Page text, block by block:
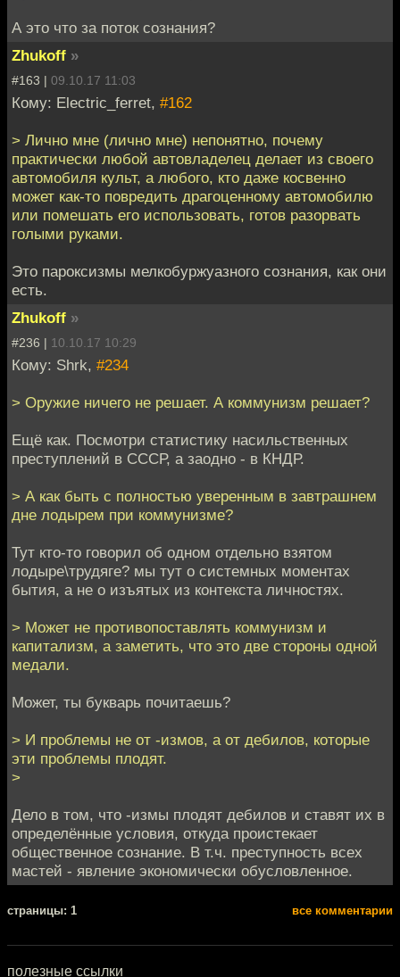
А это что за поток сознания?
Zhukoff »
#163 | 09.10.17 11:03
Кому: Electric_ferret, #162
> Лично мне (лично мне) непонятно, почему
практически любой автовладелец делает из своего
автомобиля культ, а любого, кто даже косвенно
может как-то повредить драгоценному автомобилю
или помешать его использовать, готов разорвать
голыми руками.
Это пароксизмы мелкобуржуазного сознания, как они
есть.
Zhukoff »
#236 | 10.10.17 10:29
Кому: Shrk, #234
> Оружие ничего не решает. А коммунизм решает?
Ещё как. Посмотри статистику насильственных
преступлений в СССР, а заодно - в КНДР.
> А как быть с полностью уверенным в завтрашнем
дне лодырем при коммунизме?
Тут кто-то говорил об одном отдельно взятом
лодыре\трудяге? мы тут о системных моментах
бытия, а не о изъятых из контекста личностях.
> Может не противопоставлять коммунизм и
капитализм, а заметить, что это две стороны одной
медали.
Может, ты букварь почитаешь?
> И проблемы не от -измов, а от дебилов, которые
эти проблемы плодят.
>
Дело в том, что -измы плодят дебилов и ставят их в
определённые условия, откуда проистекает
общественное сознание. В т.ч. преступность всех
мастей - явление экономически обусловленное.
cтраницы: 1 все комментарии
полезные ссылки